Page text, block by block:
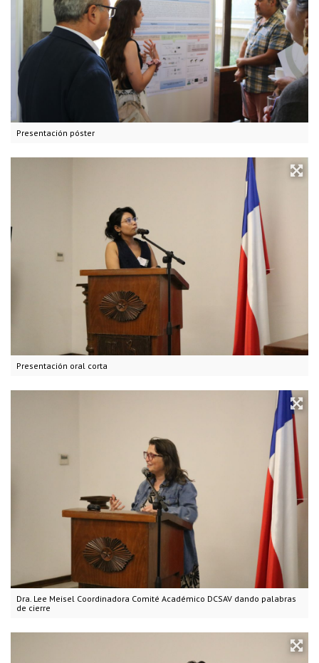
Presentación póster
Presentación oral corta
Dra. Lee Meisel Coordinadora Comité Académico DCSAV dando palabras
de cierre